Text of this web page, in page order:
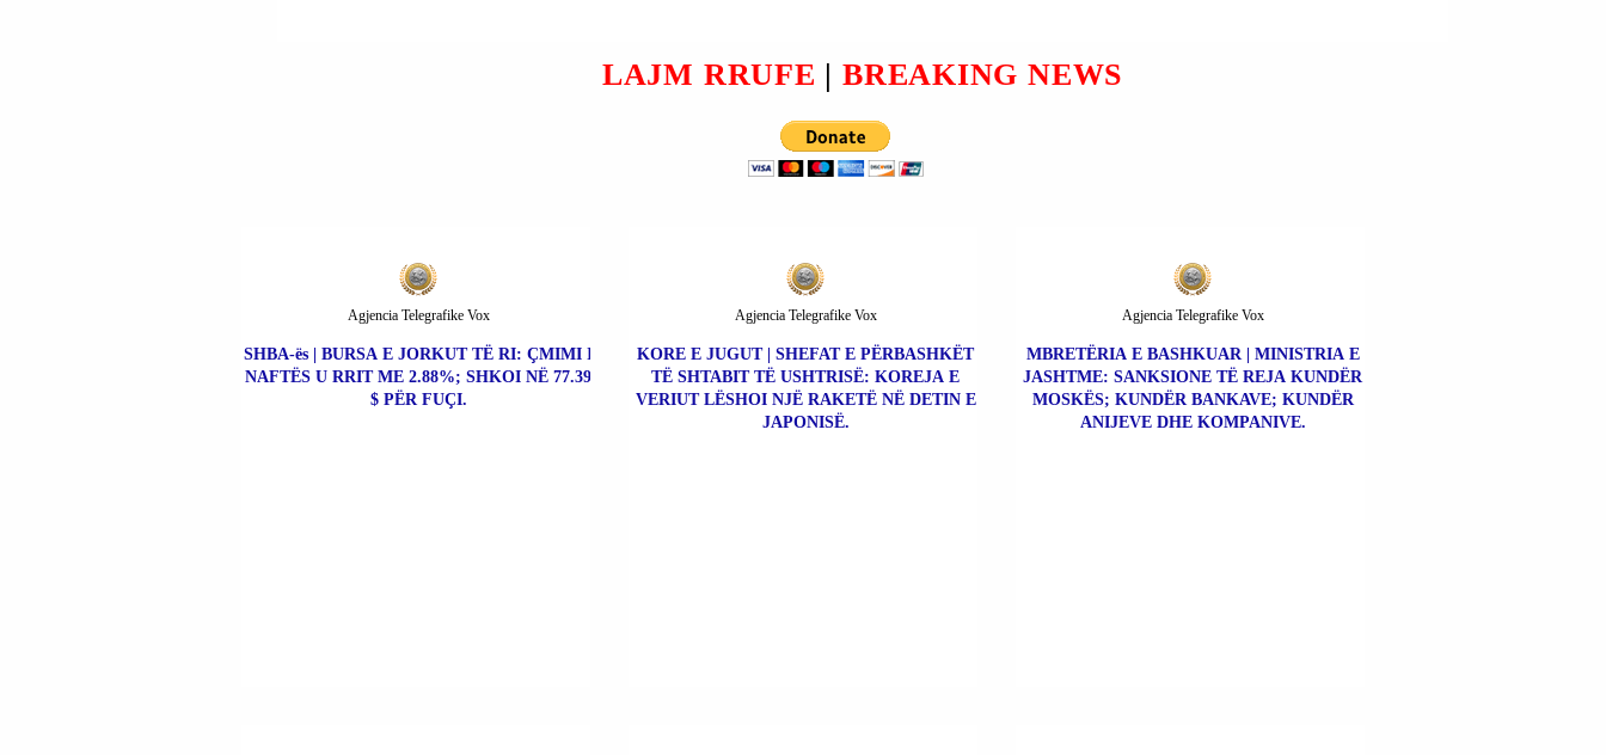
LAJM RRUFE | BREAKING NEWS
SHBA-ës | BURSA E JORKUT TË RI: ÇMIMI I
NAFTËS U RRIT ME 2.88%; SHKOI NË 77.39
$ PËR FUÇI.
Agjencia Telegrafike Vox
KORE E JUGUT | SHEFAT E PËRBASHKËT
TË SHTABIT TË USHTRISË: KOREJA E
VERIUT LËSHOI NJË RAKETË NË DETIN E
JAPONISË.
Agjencia Telegrafike Vox
MBRETËRIA E BASHKUAR | MINISTRIA E
JASHTME: SANKSIONE TË REJA KUNDËR
MOSKËS; KUNDËR BANKAVE; KUNDËR
ANIJEVE DHE KOMPANIVE.
Agjencia Telegrafike Vox